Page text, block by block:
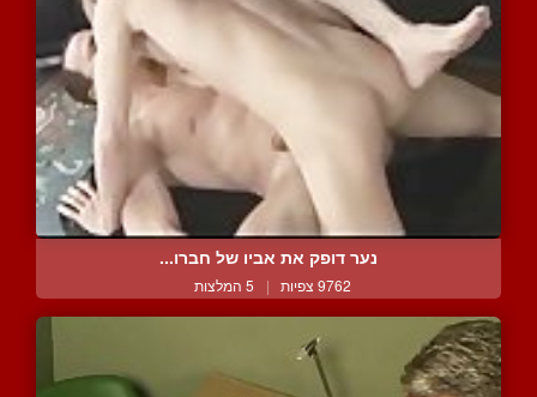
נער דופק את אביו של חברו...
9762 צפיות | 5 המלצות